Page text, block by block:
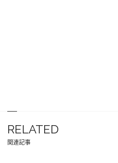
RELATED
関連記事